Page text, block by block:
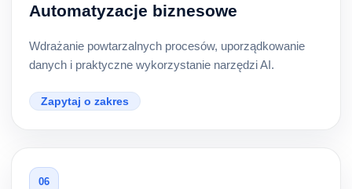
Automatyzacje biznesowe
Wdrażanie powtarzalnych procesów, uporządkowanie
danych i praktyczne wykorzystanie narzędzi AI.
Zapytaj o zakres
06